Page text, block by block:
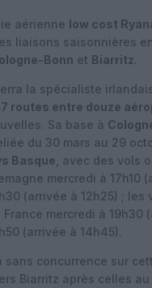
aérienne low cost
liaisons saisonnières
Bonn et Biarritz.
la spécialiste
routes entre douze
Sa base à
du 30 mars au 29
Basque , avec des vols
mercredi à 17h10
(arrivée à 12h25) ; les
mercredi à 19h30
(arrivée à 14h45).
sans concurrence sur
Biarritz après celles